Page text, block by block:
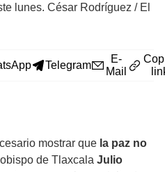
lunes. César Rodríguez / El
Telegram
E-
Mail
mostrar que la paz no
de Tlaxcala Julio